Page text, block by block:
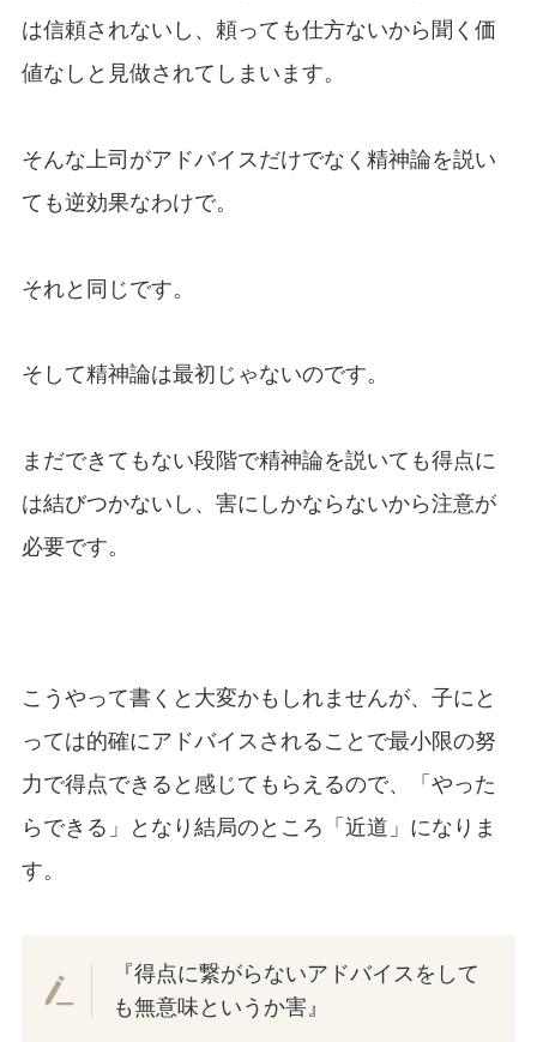
は信頼されないし、頼っても仕方ないから聞く価
値なしと見做されてしまいます。
そんな上司がアドバイスだけでなく精神論を説い
ても逆効果なわけで。
それと同じです。
そして精神論は最初じゃないのです。
まだできてもない段階で精神論を説いても得点に
は結びつかないし、害にしかならないから注意が
必要です。
こうやって書くと大変かもしれませんが、子にと
っては的確にアドバイスされることで最小限の努
力で得点できると感じてもらえるので、「やった
らできる」となり結局のところ「近道」になりま
す。
『得点に繋がらないアドバイスをして
も無意味というか害』